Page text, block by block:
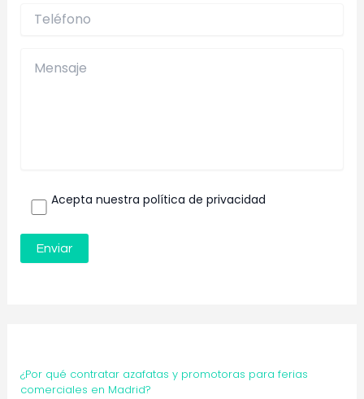
Acepta nuestra política de privacidad
¿Por qué contratar azafatas y promotoras para ferias
comerciales en Madrid?